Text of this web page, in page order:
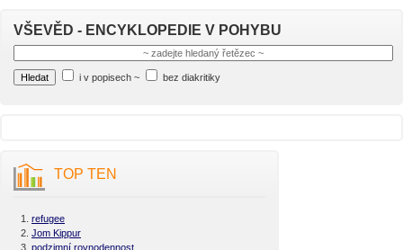
VŠEVĚD - ENCYKLOPEDIE V POHYBU
i v popisech ~ bez diakritiky
TOP TEN
refugee
Jom Kippur
podzimní rovnodennost